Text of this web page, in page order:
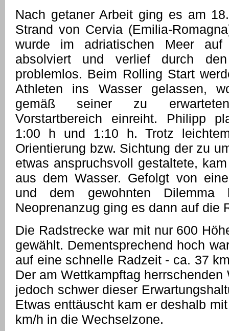
Nach getaner Arbeit ging es am
Strand von Cervia (Emilia-
wurde im adriatischen Meer auf
absolviert und verlief durch
problemlos. Beim Rolling Start
Athleten ins Wasser gelassen,
gemäß seiner zu
Vorstartbereich einreiht. Philipp
1:00 h und 1:10 h. Trotz
Orientierung bzw. Sichtung der zu
etwas anspruchsvoll gestaltete,
aus dem Wasser. Gefolgt von
und dem gewohnten Dilemma
Neoprenanzug ging es dann auf die
Die Radstrecke war mit nur 600
gewählt. Dementsprechend hoch
auf eine schnelle Radzeit - ca. 37
Der am Wettkampftag
jedoch schwer dieser
Etwas enttäuscht kam er deshalb
km/h in die Wechselzone.